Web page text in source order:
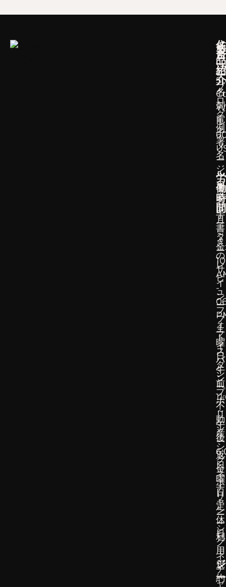
製
品
紹
介
名
刺
電
子
メ
ー
ル
署
名
手
書
き
の
サ
イ
ン
フ
ォ
ト
ス
タ
ン
プ
不
動
産
シ
グ
ネ
チ
ャ
ー
シ
グ
ネ
チ
ャ
メ
ニ
ュ
ー
ブ
ロ
グ
例
署
名
ジ
ェ
ネ
レ
ー
タ
ー
レ
ビ
ュ
ー
プ
ラ
イ
バ
シ
ー
ポ
リ
シ
ー
返
金
ポ
リ
シ
ー
利
用
規
約
住
所
IL
労
働
時
間
月
～
-
土
曜
日
午
前
～
午
後
日
曜
日
定
休
日
ジ
ー